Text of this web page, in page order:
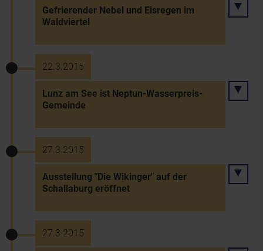
Gefrierender Nebel und Eisregen im
Waldviertel
22.3.2015
Lunz am See ist Neptun-Wasserpreis-
Gemeinde
27.3.2015
Ausstellung "Die Wikinger" auf der
Schallaburg eröffnet
27.3.2015